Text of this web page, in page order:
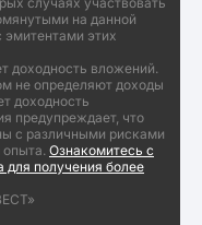
на данной
эмитентами этих
доходность вложений.
не определяют доходы
доходность
предупреждает, что
с различными рисками
опыта. Ознакомитесь с
для получения более